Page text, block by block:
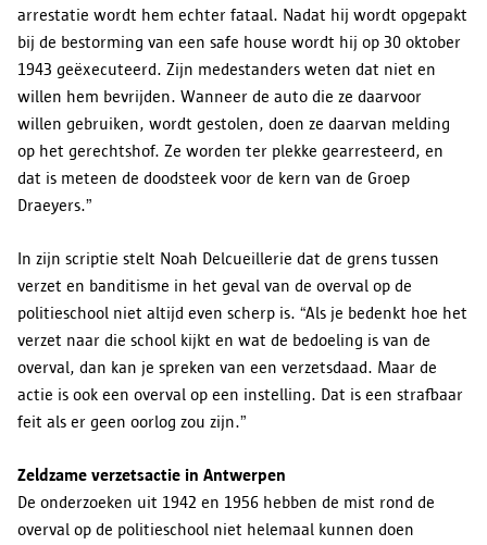
arrestatie wordt hem echter fataal. Nadat hij wordt opgepakt
bij de bestorming van een safe house wordt hij op 30 oktober
1943 geëxecuteerd. Zijn medestanders weten dat niet en
willen hem bevrijden. Wanneer de auto die ze daarvoor
willen gebruiken, wordt gestolen, doen ze daarvan melding
op het gerechtshof. Ze worden ter plekke gearresteerd, en
dat is meteen de doodsteek voor de kern van de Groep
Draeyers.”
In zijn scriptie stelt Noah Delcueillerie dat de grens tussen
verzet en banditisme in het geval van de overval op de
politieschool niet altijd even scherp is. “Als je bedenkt hoe het
verzet naar die school kijkt en wat de bedoeling is van de
overval, dan kan je spreken van een verzetsdaad. Maar de
actie is ook een overval op een instelling. Dat is een strafbaar
feit als er geen oorlog zou zijn.”
Zeldzame verzetsactie in Antwerpen
De onderzoeken uit 1942 en 1956 hebben de mist rond de
overval op de politieschool niet helemaal kunnen doen